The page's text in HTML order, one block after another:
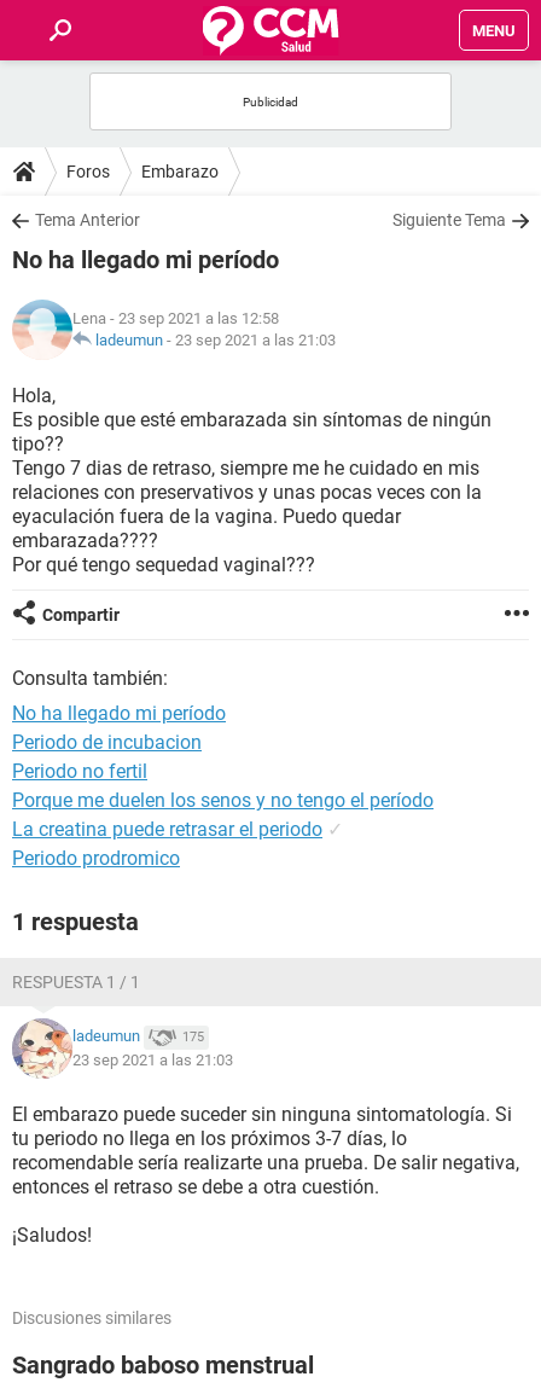
MENU
FOROS
SALUD
NUTRICIÓN
BIENESTAR
SEXUALIDAD
GLOSARIO
Foros Embarazo
Tema Anterior Siguiente Tema
No ha llegado mi período
Lena - 23 sep 2021 a las 12:58
ladeumun - 23 sep 2021 a las 21:03
Hola,
Es posible que esté embarazada sin síntomas de ningún
tipo??
Tengo 7 dias de retraso, siempre me he cuidado en mis
relaciones con preservativos y unas pocas veces con la
eyaculación fuera de la vagina. Puedo quedar
embarazada????
Por qué tengo sequedad vaginal???
Compartir
Consulta también:
No ha llegado mi período
Periodo de incubacion
Periodo no fertil
Porque me duelen los senos y no tengo el período
La creatina puede retrasar el periodo ✓
Periodo prodromico
1 respuesta
RESPUESTA 1 / 1
ladeumun 175
23 sep 2021 a las 21:03
El embarazo puede suceder sin ninguna sintomatología. Si
tu periodo no llega en los próximos 3-7 días, lo
recomendable sería realizarte una prueba. De salir negativa,
entonces el retraso se debe a otra cuestión.
¡Saludos!
Discusiones similares
Sangrado baboso menstrual